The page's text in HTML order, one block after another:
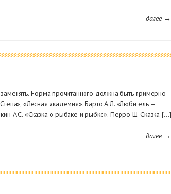
далее →
Норма прочитанного должна быть примерно
«Лесная академия». Барто А.Л. «Любитель —
А.С. «Сказка о рыбаке и рыбке». Перро Ш. Сказка […]
далее →